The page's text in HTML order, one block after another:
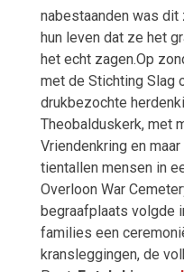
nabestaanden was
hun leven dat ze het
het echt zagen.Op
met de Stichting Slag
drukbezochte
Theobalduskerk, met
Vriendenkring en
tientallen mensen in
Overloon War
begraafplaats volgde
families een
kransleggingen, de